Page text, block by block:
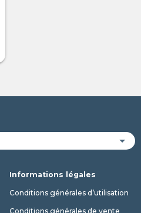
Informations légales
Conditions générales d’utilisation
Conditions générales de vente